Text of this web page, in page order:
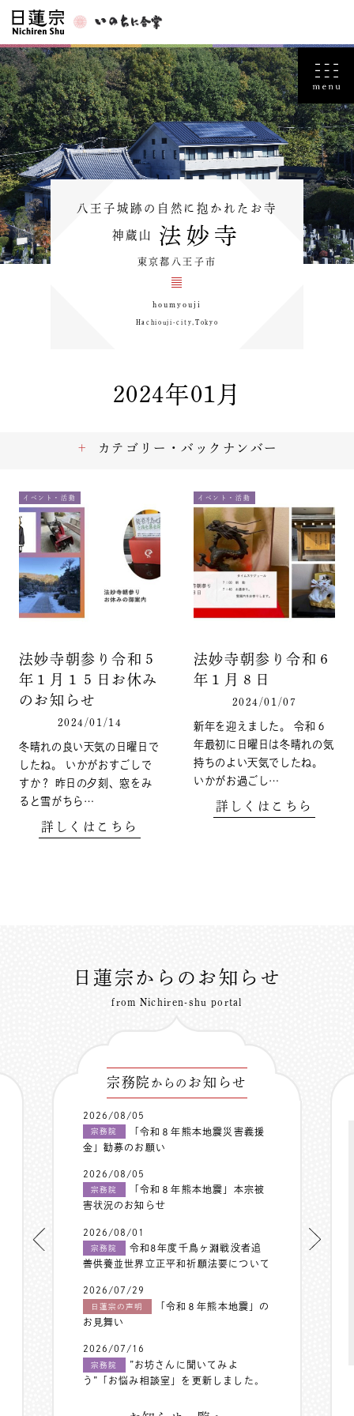
八王子城跡の自然に抱かれたお寺
神蔵山 法妙寺
東京都八王子市
houmyouji
Hachiouji-city,Tokyo
2024年01月
イベント・活動
法妙寺朝参り令和５
年１月１５日お休み
のお知らせ
2024/01/14
冬晴れの良い天気の日曜日で
したね。 いかがおすごしで
すか？ 昨日の夕刻、窓をみ
ると雪がちら…
詳しくはこちら
イベント・活動
法妙寺朝参り令和６
年１月８日
2024/01/07
新年を迎えました。 令和６
年最初に日曜日は冬晴れの気
持ちのよい天気でしたね。
いかがお過ごし…
詳しくはこちら
カテゴリー・バックナンバー
日蓮宗からのお知らせ
from Nichiren-shu portal
宗務院 からの お知らせ
2026/08/05
宗務院
「令和８年熊本地震災害義援
金」勧募のお願い
2026/08/05
宗務院
「令和８年熊本地震」本宗被
害状況のお知らせ
2026/08/01
宗務院
令和8年度千鳥ヶ淵戦没者追
善供養並世界立正平和祈願法要について
2026/07/29
日蓮宗の声明
「令和８年熊本地震」の
お見舞い
2026/07/16
宗務院
”お坊さんに聞いてみよ
う”「お悩み相談室」を更新しました。